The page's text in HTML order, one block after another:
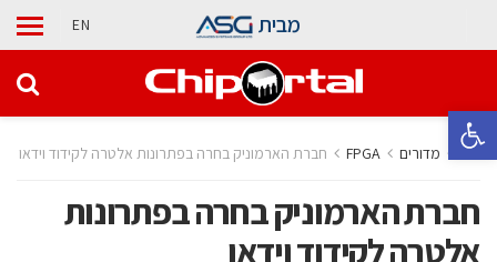
פתח סרגל נגישות
מבית EN
בית מדורים ‫‪FPGA‬‬ חברת הארמוניק בחרה בפתרונות אלטרה לקידוד וידאו
חברת הארמוניק בחרה בפתרונות
אלטרה לקידוד וידאו